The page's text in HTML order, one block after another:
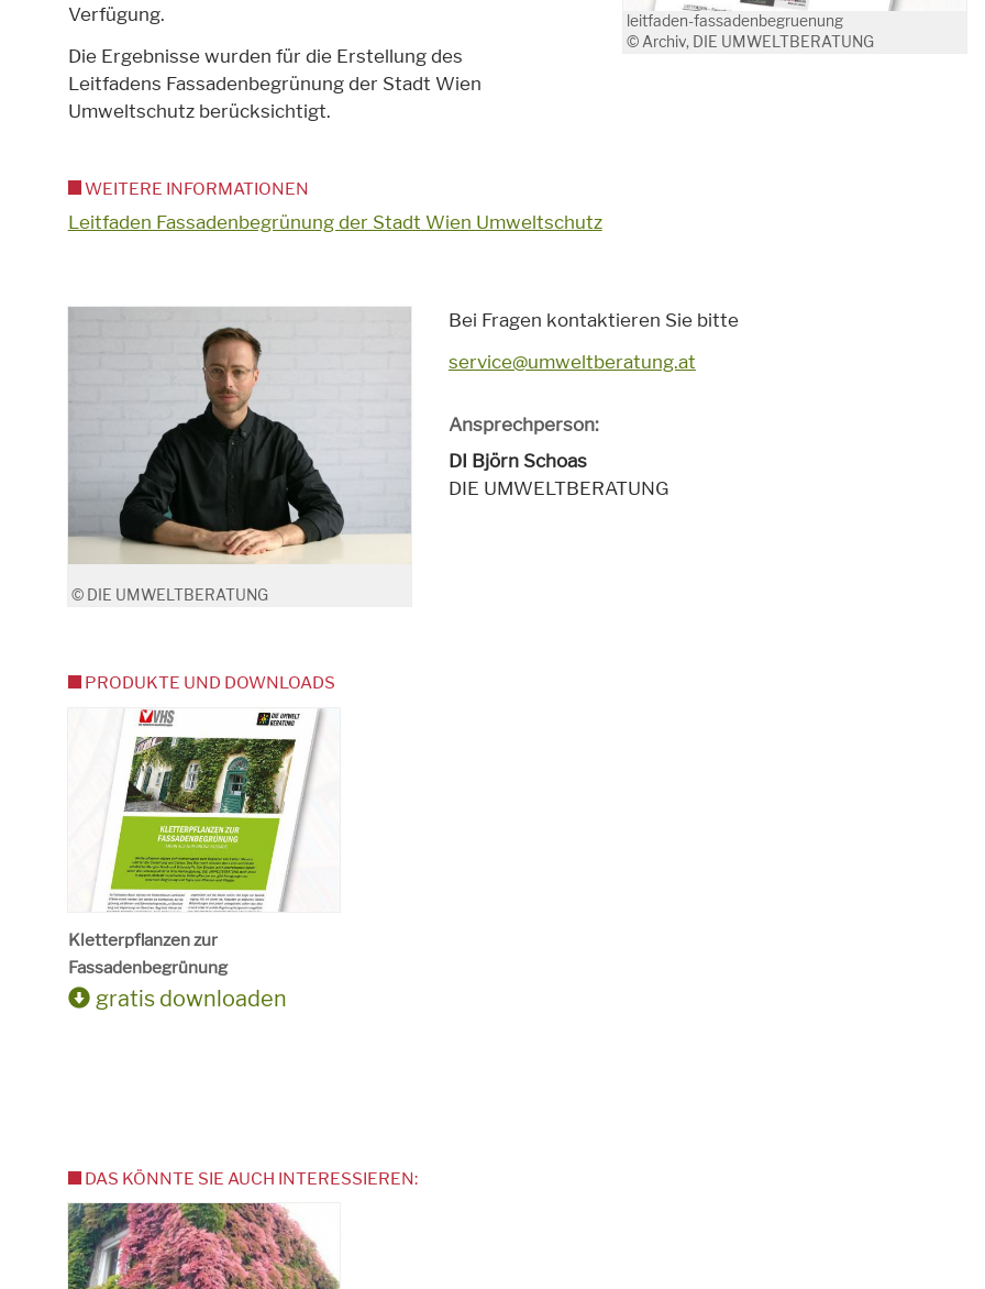
leitfaden-fassadenbegruenung
© Archiv, DIE UMWELTBERATUNG
Verfügung.
Die Ergebnisse wurden für die Erstellung des
Leitfadens Fassadenbegrünung der Stadt Wien
Umweltschutz berücksichtigt.
WEITERE INFORMATIONEN
Leitfaden Fassadenbegrünung der Stadt Wien Umweltschutz
© DIE UMWELTBERATUNG
Bei Fragen kontaktieren Sie bitte
service@umweltberatung.at
Ansprechperson:
DI Björn Schoas
DIE UMWELTBERATUNG
PRODUKTE UND DOWNLOADS
Kletterpflanzen zur
Fassadenbegrünung
gratis downloaden
DAS KÖNNTE SIE AUCH INTERESSIEREN: